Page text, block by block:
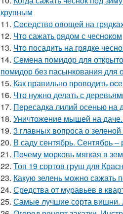
крупным
11. Соседство овощей на
12. Что сажать рядом с чесноком
13. Что посадить на грядке
14. Семена помидор для
помидор без пасынкования для
15. Как правильно проводить
16. Что нужно делать с
17. Пересадка лилий осенью на
18. Уничтожение мышей на
19. 3 главных вопроса о
20. В саду сентябрь. Сентябрь –
21. Почему морковь мягкая в
22. Топ 19 сортов груш для
23. Какую зелень можно сажать
24. Средства от муравьев в
25. Самые лучшие сорта вишни.